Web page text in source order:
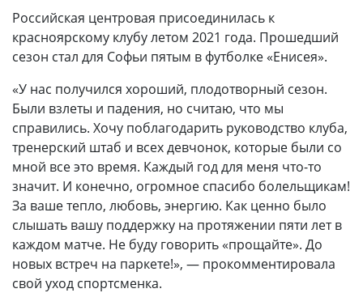
Российская центровая присоединилась к
красноярскому клубу летом 2021 года. Прошедший
сезон стал для Софьи пятым в футболке «Енисея».
«У нас получился хороший, плодотворный сезон.
Были взлеты и падения, но считаю, что мы
справились. Хочу поблагодарить руководство клуба,
тренерский штаб и всех девчонок, которые были со
мной все это время. Каждый год для меня что-то
значит. И конечно, огромное спасибо болельщикам!
За ваше тепло, любовь, энергию. Как ценно было
слышать вашу поддержку на протяжении пяти лет в
каждом матче. Не буду говорить «прощайте». До
новых встреч на паркете!», — прокомментировала
свой уход спортсменка.